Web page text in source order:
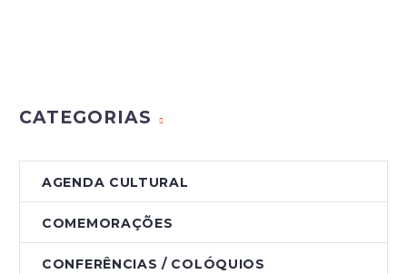
CATEGORIAS
AGENDA CULTURAL
COMEMORAÇÕES
CONFERÊNCIAS / COLÓQUIOS